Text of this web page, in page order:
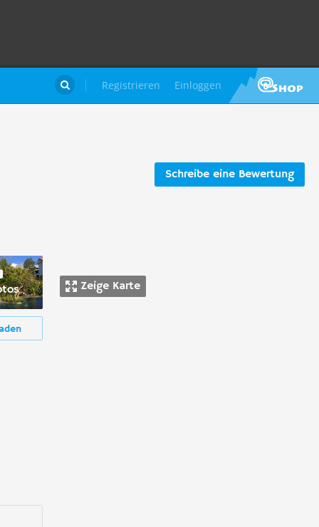
Registrieren Einloggen

Schreibe eine Bewertung
Zeige Karte